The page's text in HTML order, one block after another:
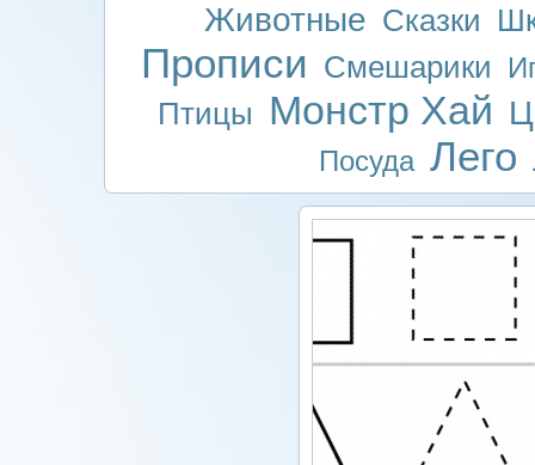
Животные Сказки
Прописи Смешарики
Птицы Монстр Хай
Посуда Лего